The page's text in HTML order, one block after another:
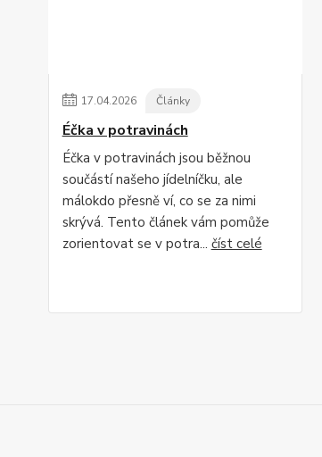
17.04.2026 Články
Éčka v potravinách
Éčka v potravinách jsou běžnou
součástí našeho jídelníčku, ale
málokdo přesně ví, co se za nimi
skrývá. Tento článek vám pomůže
zorientovat se v potra... číst celé